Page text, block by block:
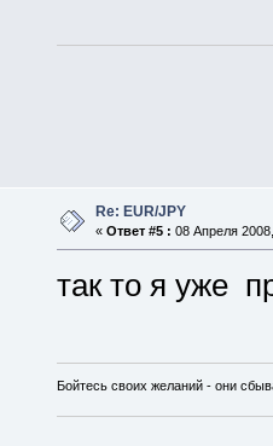
Re: EUR/JPY
« Ответ #5 : 08 Апреля
так то я уже
Бойтесь своих желаний - они